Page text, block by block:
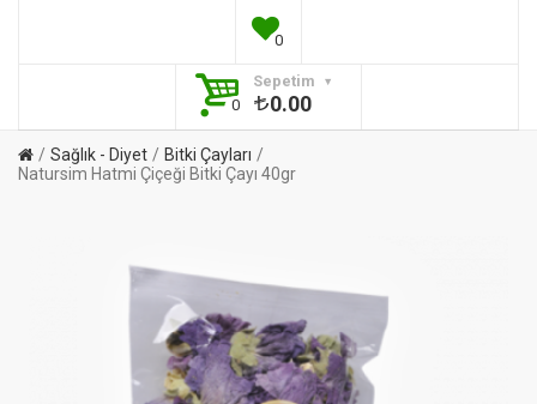
0
Sepetim
0
0.00
Sağlık - Diyet
Bitki Çayları
Natursim Hatmi Çiçeği Bitki Çayı 40gr